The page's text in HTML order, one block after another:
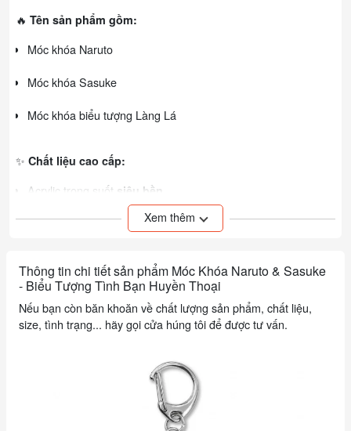
🔥 Tên sản phẩm gồm:
Móc khóa Naruto
Móc khóa Sasuke
Móc khóa biểu tượng Làng Lá
✨ Chất liệu cao cấp:
Acrylic trong suốt siêu bền
In 2 mặt sắc nét không phai màu
📏Kích thước:
Chiều cao: 5.5cm (vừa tay)
Trọng lượng: 20g/móc (nhẹ nhàng)
Bao bì: Túi OPP trong suốt bảo vệ
Xem thêm
Thông tin chi tiết sản phẩm Móc Khóa Naruto & Sasuke
- Biểu Tượng Tình Bạn Huyền Thoại
Nếu bạn còn băn khoăn về chất lượng sản phẩm, chất liệu,
size, tình trạng... hãy gọi cửa húng tôi để được tư vấn.